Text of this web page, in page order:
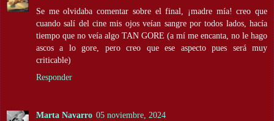
Se me olvidaba comentar sobre el final, ¡madre mía! creo que
cuando salí del cine mis ojos veían sangre por todos lados, hacía
tiempo que no veía algo TAN GORE (a mí me encanta, no le hago
ascos a lo gore, pero creo que ese aspecto pues será muy
criticable)
Responder
Marta Navarro 05 noviembre, 2024